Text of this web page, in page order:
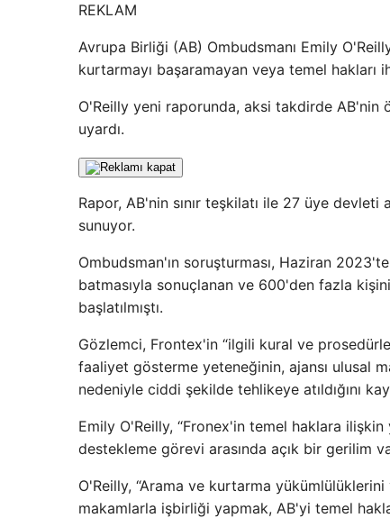
REKLAM
Avrupa Birliği (AB) Ombudsmanı Emily
kurtarmayı başaramayan veya temel
O'Reilly yeni raporunda, aksi takdirde AB'nin
uyardı.
Rapor, AB'nin sınır teşkilatı ile 27 üye
sunuyor.
Ombudsman'ın soruşturması, Haziran
batmasıyla sonuçlanan ve 600'den fazla
başlatılmıştı.
Gözlemci, Frontex'in “ilgili kural ve
faaliyet gösterme yeteneğinin, ajansı ulusal
nedeniyle ciddi şekilde tehlikeye atıldığını
Emily O'Reilly, “Fronex'in temel haklara
destekleme görevi arasında açık bir gerilim
O'Reilly, “Arama ve kurtarma
makamlarla işbirliği yapmak, AB'yi temel